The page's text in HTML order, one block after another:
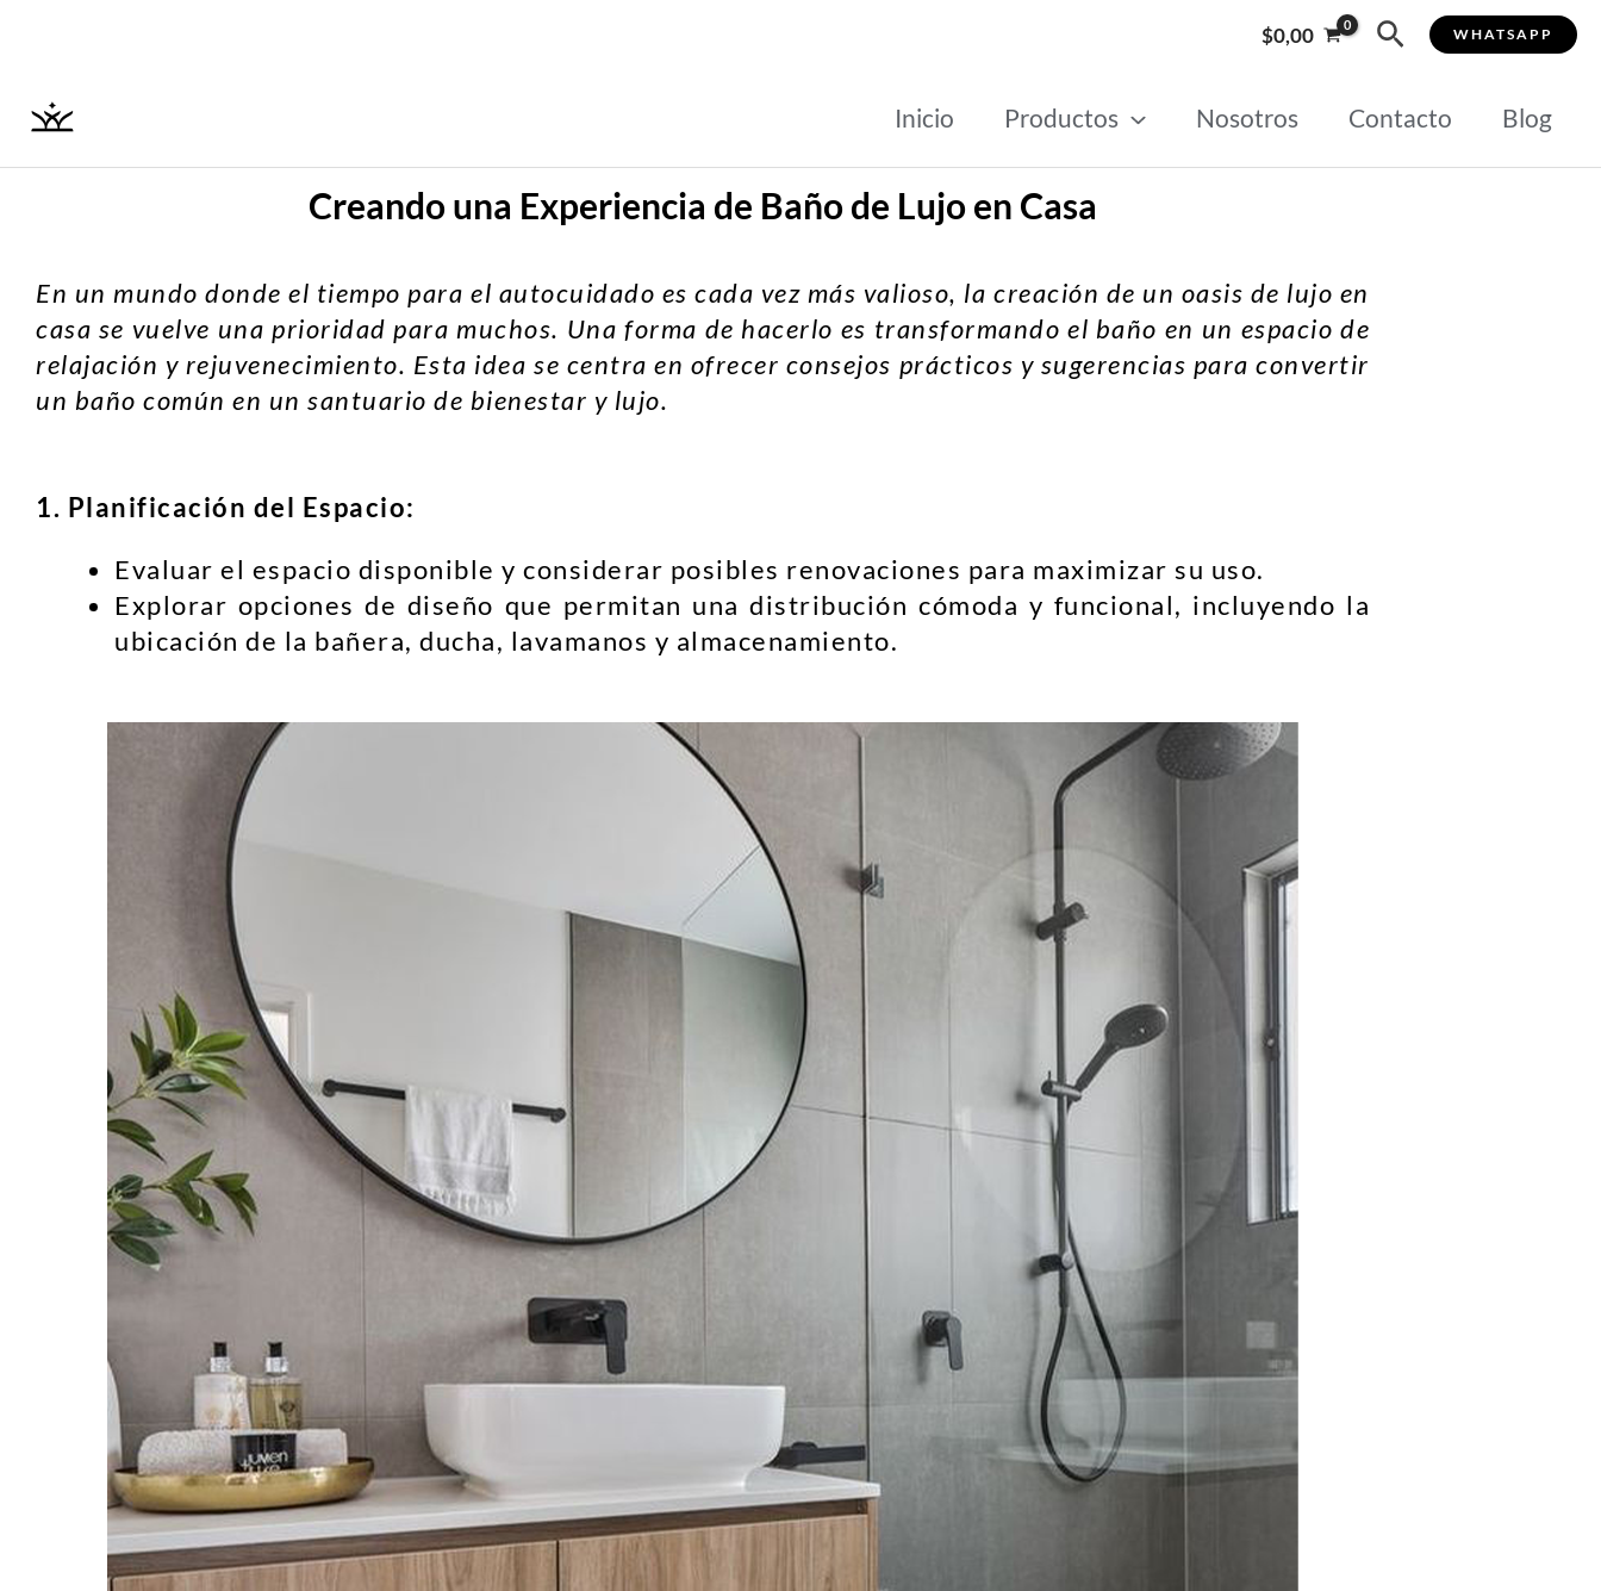
$0,00 BuscarWHATSAPP
Inicio Productos Nosotros Contacto Blog
Creando una Experiencia de Baño de Lujo en Casa
En un mundo donde el tiempo para el autocuidado es cada vez más valioso, la creación de un oasis de lujo en
casa se vuelve una prioridad para muchos. Una forma de hacerlo es transformando el baño en un espacio de
relajación y rejuvenecimiento. Esta idea se centra en ofrecer consejos prácticos y sugerencias para convertir
un baño común en un santuario de bienestar y lujo.
1. Planificación del Espacio:
Evaluar el espacio disponible y considerar posibles renovaciones para maximizar su uso.
Explorar opciones de diseño que permitan una distribución cómoda y funcional, incluyendo la
ubicación de la bañera, ducha, lavamanos y almacenamiento.